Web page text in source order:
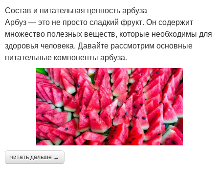
Состав и питательная ценность арбуза
Арбуз — это не просто сладкий фрукт. Он содержит
множество полезных веществ, которые необходимы для
здоровья человека. Давайте рассмотрим основные
питательные компоненты арбуза.
читать дальше →